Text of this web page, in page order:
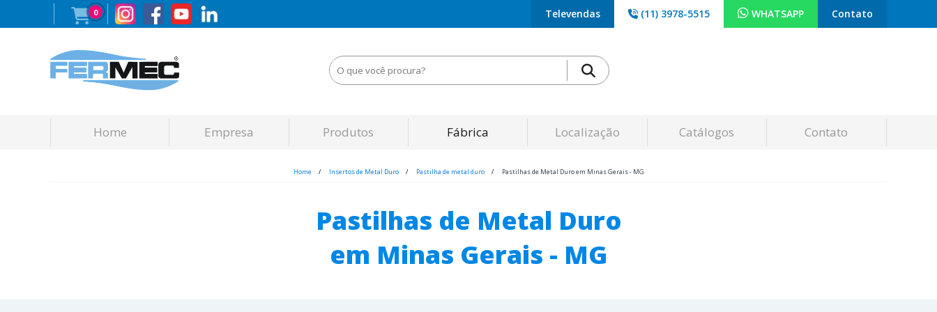
0 Contato
WHATSAPP
(11) 3978-5515
Televendas
Home Empresa Produtos Fábrica Localização Catálogos Contato
Home Insertos de Metal Duro Pastilha de metal duro Pastilhas de Metal Duro em Minas Gerais - MG
Pastilhas de Metal Duro
em Minas Gerais - MG